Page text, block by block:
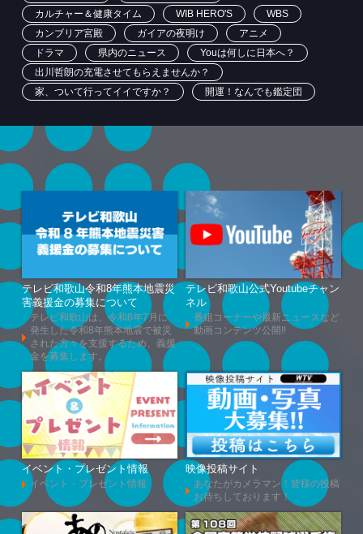
カルチャー＆健康タイム WIB HERO'S
WBS
カンブリア宮殿
ガイアの夜明け
アニメ
ドラマ
県内のニュース
Youは何しに日本へ？
出川哲朗の充電させてもらえませんか？
家、ついて行ってイイですか？
開運！なんでも鑑定団
テレビ和歌山令和8年熊本地震災
害義援金の募集について
テレビ和歌山は、令和8年7月に
発生した令和8年熊本地震で被災
された方々を支援するため、義援
金を募集します。
テレビ和歌山公式Youtubeチャン
ネル
番組コーナーや最新ニュースなど
動画コンテンツ公開!!
イベント・プレゼント情報
イベント・プレゼント情報
映像投稿サイト
あなたがカメラマン！皆様の投稿
お待ちしております！